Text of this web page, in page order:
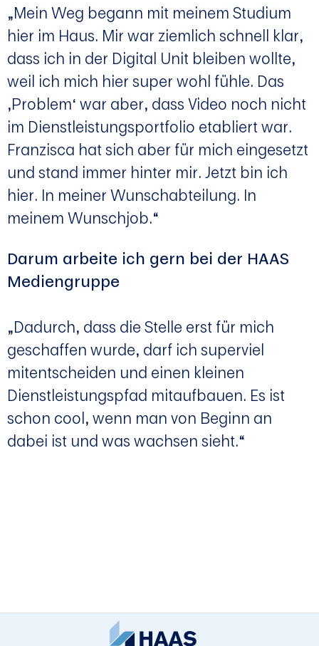
„Mein Weg begann mit meinem Studium
hier im Haus. Mir war ziemlich schnell klar,
dass ich in der Digital Unit bleiben wollte,
weil ich mich hier super wohl fühle. Das
‚Problem‘ war aber, dass Video noch nicht
im Dienstleistungsportfolio etabliert war.
Franzisca hat sich aber für mich eingesetzt
und stand immer hinter mir. Jetzt bin ich
hier. In meiner Wunschabteilung. In
meinem Wunschjob.“
Darum arbeite ich gern bei der HAAS
Mediengruppe
„Dadurch, dass die Stelle erst für mich
geschaffen wurde, darf ich superviel
mitentscheiden und einen kleinen
Dienstleistungspfad mitaufbauen. Es ist
schon cool, wenn man von Beginn an
dabei ist und was wachsen sieht.“